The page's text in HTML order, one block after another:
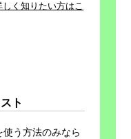
く知りたい方はこ
ト
う方法のみなら